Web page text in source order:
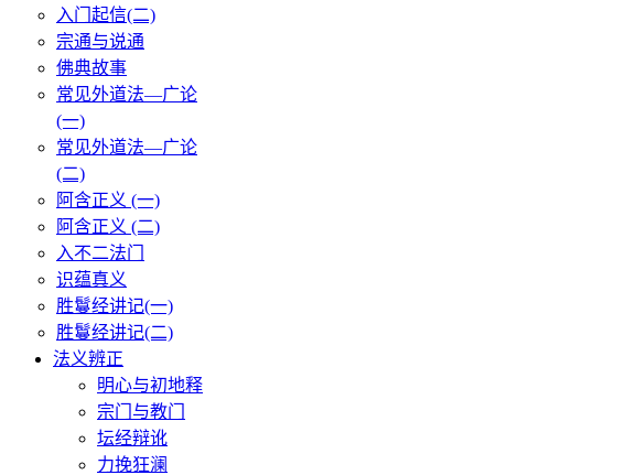
入门起信(二)
宗通与说通
佛典故事
常见外道法—广论
(一)
常见外道法—广论
(二)
阿含正义 (一)
阿含正义 (二)
入不二法门
识蕴真义
胜鬘经讲记(一)
胜鬘经讲记(二)
法义辨正
明心与初地释
宗门与教门
坛经辩讹
力挽狂澜